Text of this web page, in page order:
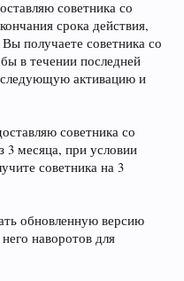
советника со
срока действия,
получаете советника со
в течении последней
активацию и
советника со
3 месяца, при условии
советника на 3
обновленную версию
наворотов для